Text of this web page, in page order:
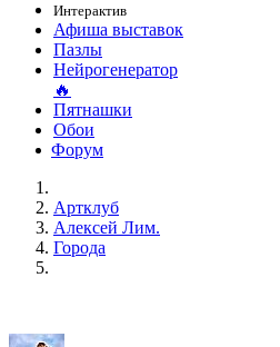
Интерактив
Афиша выставок
Пазлы
Нейрогенератор
🔥
Пятнашки
Обои
Форум
Артклуб
Алексей Лим.
Города